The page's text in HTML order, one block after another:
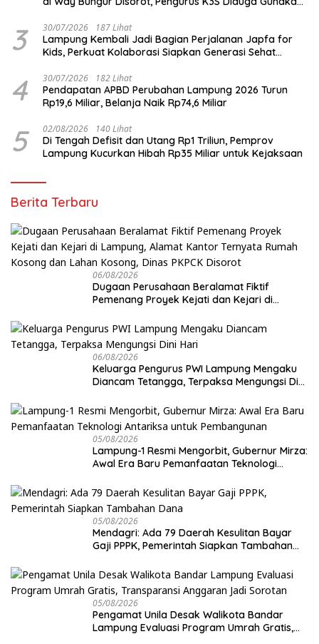
3 30/07/2026 187 Lihat
Lampung Kembali Jadi Bagian Perjalanan Japfa for
Kids, Perkuat Kolaborasi Siapkan Generasi Sehat
4 30/07/2026 182 Lihat
Pendapatan APBD Perubahan Lampung 2026 Turun
Rp19,6 Miliar, Belanja Naik Rp74,6 Miliar
5 02/08/2026 140 Lihat
Di Tengah Defisit dan Utang Rp1 Triliun, Pemprov
Lampung Kucurkan Hibah Rp35 Miliar untuk Kejaksaan
Berita Terbaru
06/08/2026
Dugaan Perusahaan Beralamat Fiktif
Pemenang Proyek Kejati dan Kejari di
Kosong dan Lahan Kosong, Dinas PKPCK
Disorot
06/08/2026
Keluarga Pengurus PWI Lampung Mengaku
Diancam Tetangga, Terpaksa Mengungsi Dini
05/08/2026
Lampung-1 Resmi Mengorbit, Gubernur Mirza:
Awal Era Baru Pemanfaatan Teknologi
05/08/2026
Mendagri: Ada 79 Daerah Kesulitan Bayar
Gaji PPPK, Pemerintah Siapkan Tambahan
05/08/2026
Pengamat Unila Desak Walikota Bandar
Lampung Evaluasi Program Umrah Gratis,